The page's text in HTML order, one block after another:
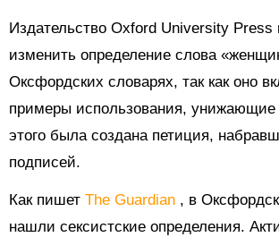
Издательство Oxford University
изменить определение слова
Оксфордских словарях, так как оно
примеры использования,
этого была создана петиция,
подписей.
Как пишет The Guardian , в
нашли сексистские определения.